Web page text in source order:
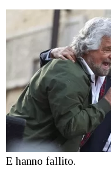
E hanno fallito.